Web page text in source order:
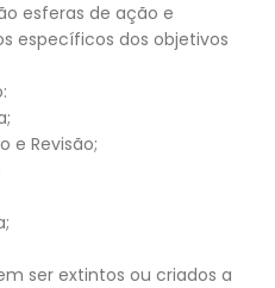
esferas de ação e
específicos dos objetivos
e Revisão;
ser extintos ou criados a